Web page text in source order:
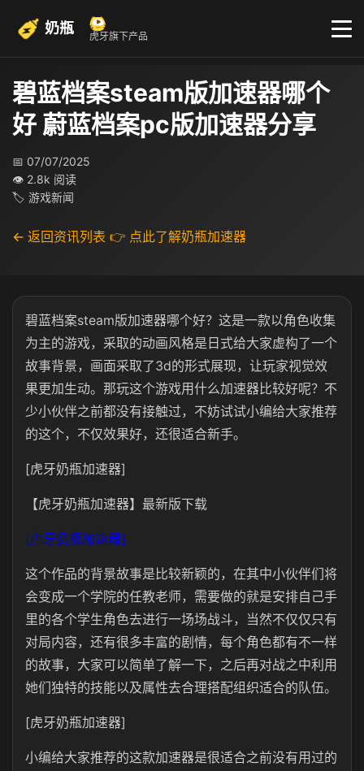
奶瓶 虎牙旗下产品
碧蓝档案steam版加速器哪个
好 蔚蓝档案pc版加速器分享
📅 07/07/2025
👁 2.8k 阅读
🏷 游戏新闻
← 返回资讯列表 👉 点此了解奶瓶加速器
碧蓝档案steam版加速器哪个好？这是一款以角色收集
为主的游戏，采取的动画风格是日式给大家虚构了一个
故事背景，画面采取了3d的形式展现，让玩家视觉效
果更加生动。那玩这个游戏用什么加速器比较好呢？不
少小伙伴之前都没有接触过，不妨试试小编给大家推荐
的这个，不仅效果好，还很适合新手。
[虎牙奶瓶加速器]
【虎牙奶瓶加速器】最新版下载
[虎牙奶瓶加速器]
这个作品的背景故事是比较新颖的，在其中小伙伴们将
会变成一个学院的任教老师，需要做的就是安排自己手
里的各个学生角色去进行一场场战斗，当然不仅仅只有
对局内容，还有很多丰富的剧情，每个角色都有不一样
的故事，大家可以简单了解一下，之后再对战之中利用
她们独特的技能以及属性去合理搭配组织适合的队伍。
[虎牙奶瓶加速器]
小编给大家推荐的这款加速器是很适合之前没有用过的